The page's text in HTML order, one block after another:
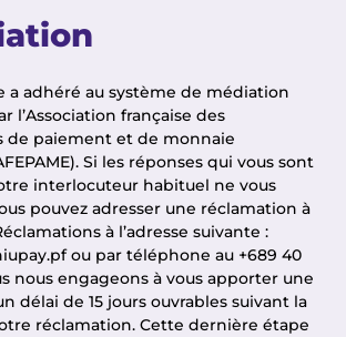
a adhéré au système de médiation
l’Association française des
de paiement et de monnaie
Si les réponses qui vous sont
interlocuteur habituel ne vous
pouvez adresser une réclamation à
à l’adresse suivante :
ou par téléphone au +689 40
nous engageons à vous apporter une
délai de 15 jours ouvrables suivant la
réclamation. Cette dernière étape